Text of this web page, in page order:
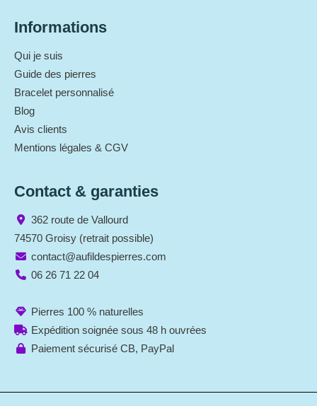
Informations
Qui je suis
Guide des pierres
Bracelet personnalisé
Blog
Avis clients
Mentions légales & CGV
Contact & garanties
362 route de Vallourd
74570 Groisy (retrait possible)
contact@aufildespierres.com
06 26 71 22 04
Pierres 100 % naturelles
Expédition soignée sous 48 h ouvrées
Paiement sécurisé CB, PayPal